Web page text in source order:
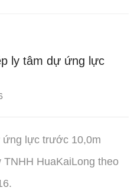
ly tâm dự ứng lực
ứng lực trước 10,0m
HuaKaiLong theo